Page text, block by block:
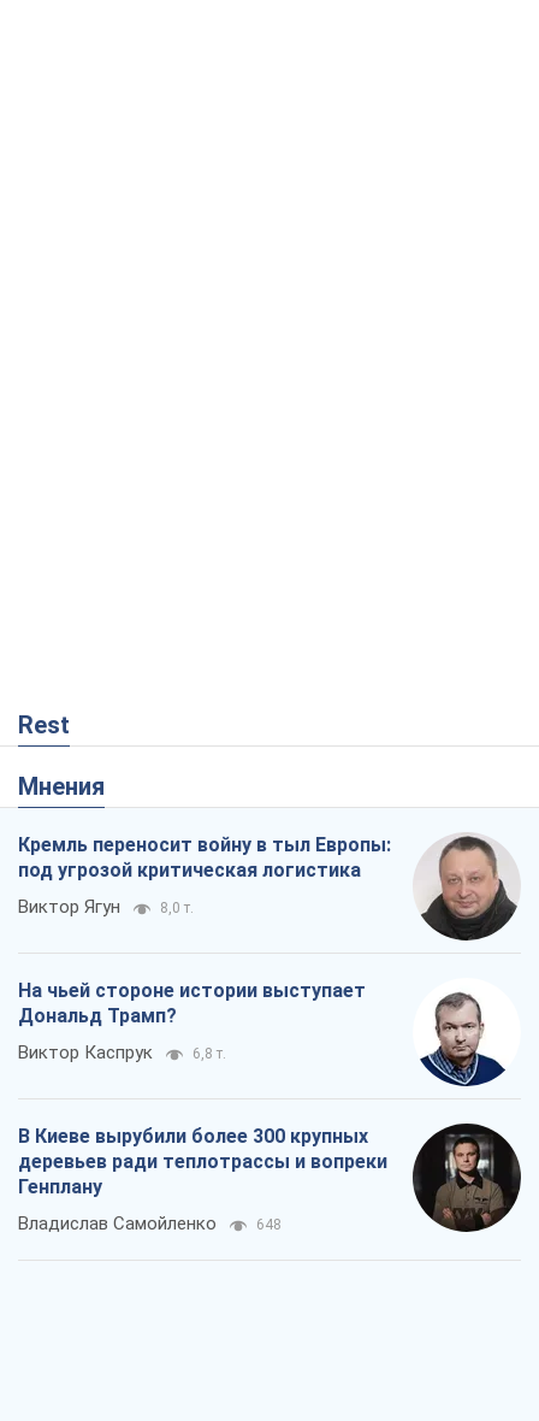
Rest
Мнения
Кремль переносит войну в тыл Европы:
под угрозой критическая логистика
Виктор Ягун 8,0 т.
На чьей стороне истории выступает
Дональд Трамп?
Виктор Каспрук 6,8 т.
В Киеве вырубили более 300 крупных
деревьев ради теплотрассы и вопреки
Генплану
Владислав Самойленко 648